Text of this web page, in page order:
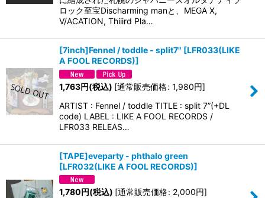
ロック至宝Discharming manと、MEGA X,
V/ACATION, Thiiird Pla…
[7inch]Fennel / toddle - split7" [LFR033(LIKE
A FOOL RECORDS)]
1,763円(税込) [通常販売価格: 1,980円]
ARTIST : Fennel / toddle TITLE : split 7”(+DL
code) LABEL : LIKE A FOOL RECORDS /
LFR033 RELEAS…
[TAPE]eveparty - phthalo green
[LFR032(LIKE A FOOL RECORDS)]
1,780円(税込) [通常販売価格: 2,000円]